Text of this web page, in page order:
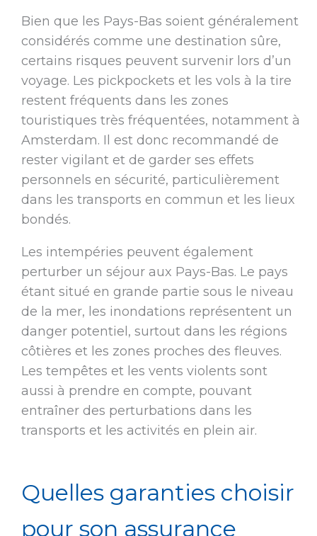
Bien que les Pays-Bas soient généralement
considérés comme une destination sûre,
certains risques peuvent survenir lors d’un
voyage. Les pickpockets et les vols à la tire
restent fréquents dans les zones
touristiques très fréquentées, notamment à
Amsterdam. Il est donc recommandé de
rester vigilant et de garder ses effets
personnels en sécurité, particulièrement
dans les transports en commun et les lieux
bondés.
Les intempéries peuvent également
perturber un séjour aux Pays-Bas. Le pays
étant situé en grande partie sous le niveau
de la mer, les inondations représentent un
danger potentiel, surtout dans les régions
côtières et les zones proches des fleuves.
Les tempêtes et les vents violents sont
aussi à prendre en compte, pouvant
entraîner des perturbations dans les
transports et les activités en plein air.
Quelles garanties choisir
pour son assurance